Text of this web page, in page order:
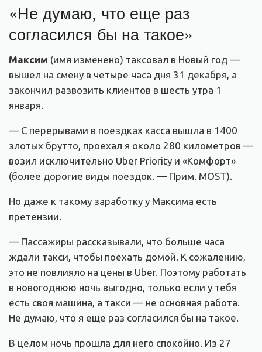
«Не думаю, что еще раз
согласился бы на такое»
Максим (имя изменено) таксовал в Новый год —
вышел на смену в четыре часа дня 31 декабря, а
закончил развозить клиентов в шесть утра 1
января.
— С перерывами в поездках касса вышла в 1400
злотых брутто, проехал я около 280 километров —
возил исключительно Uber Priority и «Комфорт»
(более дорогие виды поездок. — Прим. MOST).
Но даже к такому заработку у Максима есть
претензии.
— Пассажиры рассказывали, что больше часа
ждали такси, чтобы поехать домой. К сожалению,
это не повлияло на цены в Uber. Поэтому работать
в новогоднюю ночь выгодно, только если у тебя
есть своя машина, а такси — не основная работа.
Не думаю, что я еще раз согласился бы на такое.
В целом ночь прошла для него спокойно. Из 27